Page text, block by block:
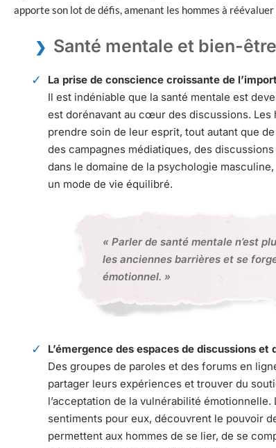
apporte son lot de défis, amenant les hommes à
Santé mentale et bien-
La prise de conscience croissante de
Il est indéniable que la santé mentale est
est dorénavant au cœur des discussions. Les
prendre soin de leur esprit, tout autant que
des campagnes médiatiques, des
dans le domaine de la psychologie
un mode de vie équilibré.
« Parler de santé mentale n’est
les anciennes barrières et se
émotionnel. »
L’émergence des espaces de discussions
Des groupes de paroles et des forums en
partager leurs expériences et trouver du
l’acceptation de la vulnérabilité
sentiments pour eux, découvrent le pouvoir
permettent aux hommes de se lier, de se